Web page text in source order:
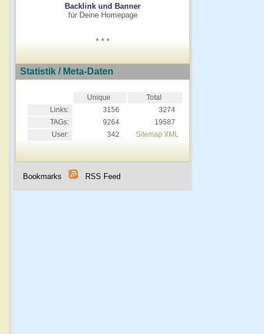
Backlink und Banner
für Deine Homepage
* * *
Statistik / Meta-Daten
Unique
Total
Links:
3156
3274
TAGs:
9264
19587
User:
342 Sitemap XML
Bookmarks RSS Feed